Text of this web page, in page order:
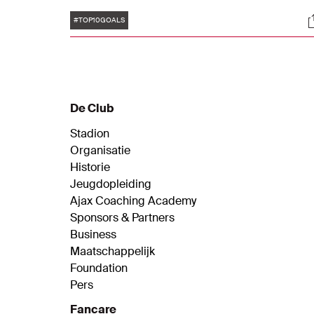
de succesvolle generatie die in 1995 de
Champions League veroverde. Ter ere van
Tags
#TOP10GOALS
De Club
Stadion
Organisatie
Historie
Jeugdopleiding
Ajax Coaching Academy
Sponsors & Partners
Business
Maatschappelijk
Foundation
Pers
Fancare